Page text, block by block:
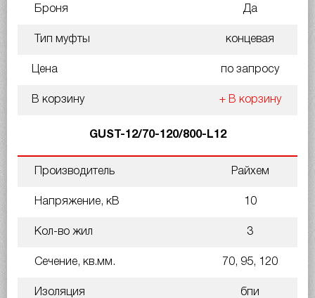
Броня Да
Тип муфты концевая
Цена по запросу
В корзину + В корзину
GUST-12/70-120/800-L12
Производитель Райхем
Напряжение, кВ 10
Кол-во жил 3
Сечение, кв.мм. 70, 95, 120
Изоляция бпи